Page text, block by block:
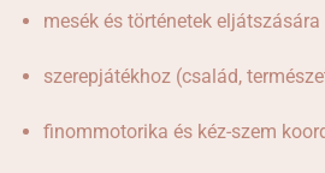
mesék és történetek eljátszására
szerepjátékhoz (család,
finommotorika és kéz-szem